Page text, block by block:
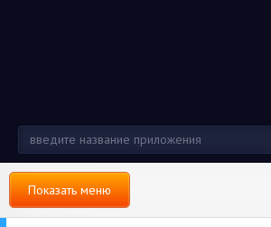
Показать меню